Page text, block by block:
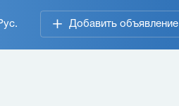
Добавить объявление